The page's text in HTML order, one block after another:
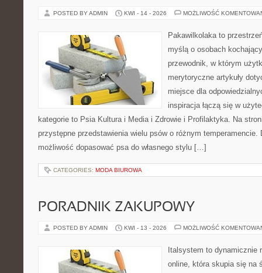
POSTED BY ADMIN KWI - 14 - 2026 MOŻLIWOŚĆ
Pakawilkolaka to
myślą o osobach
przewodnik, w którym
merytoryczne artykuły
miejsce dla
inspiracja łączą się w
kategorie to Psia Kultura i Media i Zdrowie i Profilaktyka. Na
przystępne przedstawienia wielu psów o różnym
możliwość dopasować psa do własnego stylu […]
CATEGORIES: MODA BIUROWA
PORADNIK ZAKUPOWY
POSTED BY ADMIN KWI - 13 - 2026 MOŻLIWOŚĆ
Italsystem to dynamicznie
online, która skupia się na